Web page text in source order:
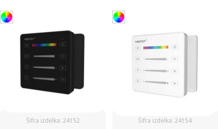
Šifra izdelka: 24152 Šifra izdelka: 24154